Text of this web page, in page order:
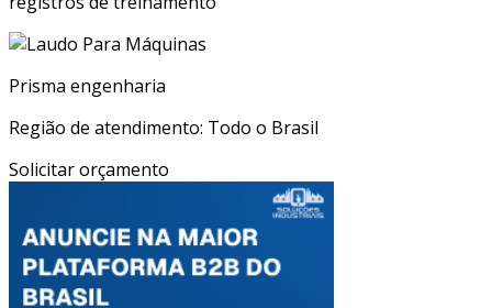
Prisma engenharia
Região de atendimento: Todo o Brasil
Solicitar orçamento